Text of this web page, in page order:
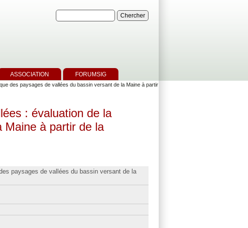
ASSOCIATION FORUMSIG
des paysages de vallées du bassin versant de la Maine à partir
: évaluation de la
Maine à partir de la
paysages de vallées du bassin versant de la